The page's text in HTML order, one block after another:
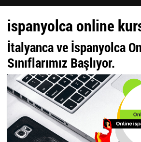
Hakkımızda
CILS Sınavı
Yurtdışı Eğitim
Özel Üniversiteler
İtalyanca Kursu
ispanyolca online
İtalyanca ve İspanyolca
Sınıflarımız Başlıyor.